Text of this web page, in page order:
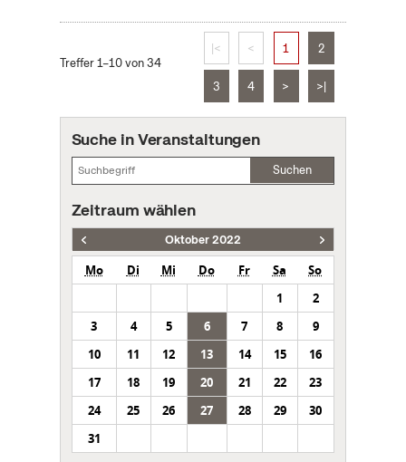
Treffer 1–10 von 34
|< < 1 2
3 4 > >|
Suche in Veranstaltungen
Suchen
Zeitraum wählen
Oktober 2022
Mo Di Mi Do Fr Sa
So
1
2
3
4 5 6 7 8
9
10
11 12 13 14 15
16
17
18 19 20 21 22
23
24
25 26 27 28 29
30
31